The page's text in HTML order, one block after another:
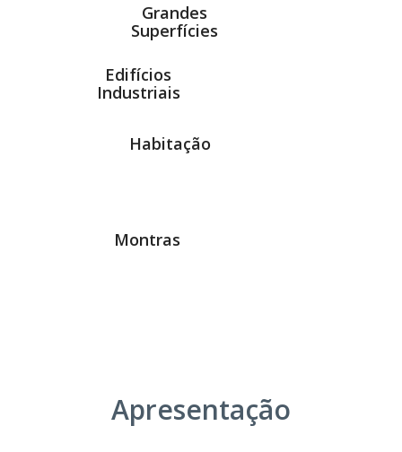
Grandes
Superfícies
Edifícios
Industriais
Habitação
Montras
Apresentação